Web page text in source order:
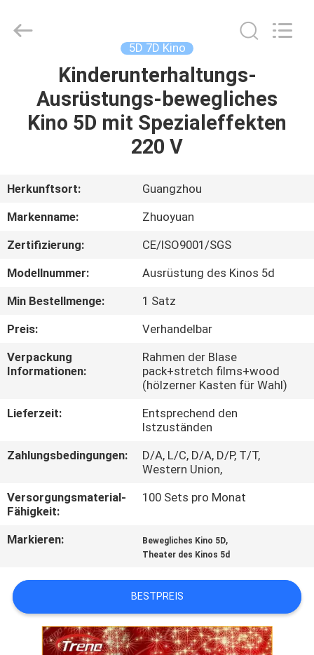
PRODUKTE
SHOW
UNS
FABRIK-
TOUR
QUALITÄTSKONTROLLE
KONTAKTIERE
PRIVACY
POLICY
Co.,Ltd.
5D 7D Kino
Kinderunterhaltungs-
Ausrüstungs-bewegliches
Kino 5D mit Spezialeffekten
220 V
Herkunftsort:
Guangzhou
Markenname:
Zhuoyuan
Zertifizierung:
CE/ISO9001/SGS
Modellnummer:
Ausrüstung des Kinos 5d
Min Bestellmenge:
1 Satz
Preis:
Verhandelbar
Verpackung
Informationen:
Rahmen der Blase
pack+stretch films+wood
(hölzerner Kasten für Wahl)
Lieferzeit:
Entsprechend den
Istzuständen
Zahlungsbedingungen:
D/A, L/C, D/A, D/P, T/T,
Western Union,
Versorgungsmaterial-
Fähigkeit:
100 Sets pro Monat
Markieren: Bewegliches Kino 5D,
Theater des Kinos 5d
BESTPREIS